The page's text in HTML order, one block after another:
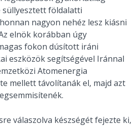
süllyesztett földalatti
nagyon nehéz lesz kiásni
elnök korábban úgy
fokon dúsított iráni
eszközök segítségével Iránnal
Atomenergia
mellett távolítanák el, majd azt
válaszolva készségét fejezte ki,